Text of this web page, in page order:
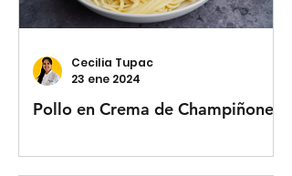
Pollo en Crema de Champiñones
Cecilia Tupac
23 ene 2024